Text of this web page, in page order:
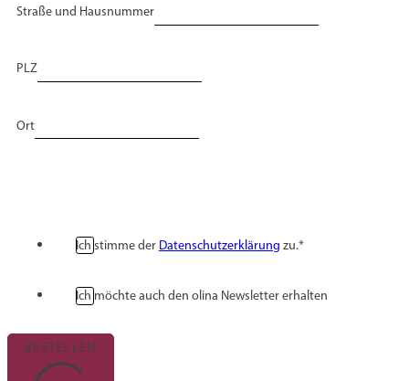
Straße und Hausnummer
PLZ
Ort
Ich stimme der Datenschutzerklärung zu.*
Ich möchte auch den olina Newsletter erhalten
BESTELLEN